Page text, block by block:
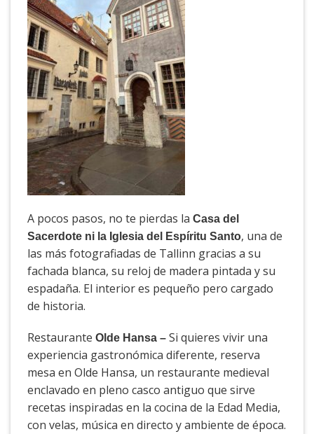
A pocos pasos, no te pierdas la Casa del
Sacerdote ni la Iglesia del Espíritu Santo, una de
las más fotografiadas de Tallinn gracias a su
fachada blanca, su reloj de madera pintada y su
espadaña. El interior es pequeño pero cargado
de historia.
Restaurante Olde Hansa – Si quieres vivir una
experiencia gastronómica diferente, reserva
mesa en Olde Hansa, un restaurante medieval
enclavado en pleno casco antiguo que sirve
recetas inspiradas en la cocina de la Edad Media,
con velas, música en directo y ambiente de época.